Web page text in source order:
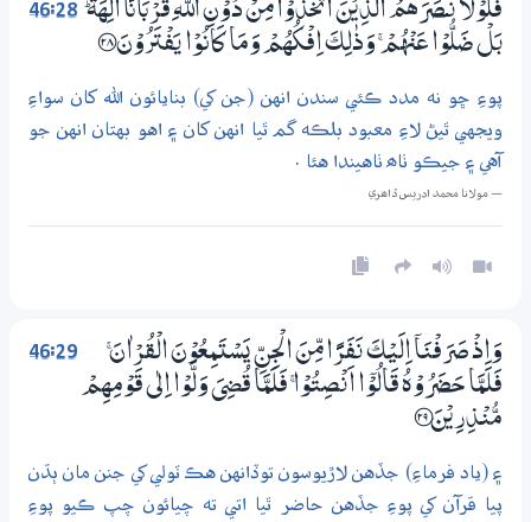
46:28 فَلَوْلَا نَــصَرَهُمُ الَّذِيْنَ اتَّخَذُوْا مِنْ دُوْنِ اللّٰهِ قُرْبَانًا اٰلِهَةً ۭ
بَلْ ضَلُّوْا عَنْهُمْ ۚ وَذٰلِكَ اِفْكُهُمْ وَمَا كَانُوْا يَفْتَرُوْنَ ؀28
پوءِ ڇو نه مدد ڪئي سندن انهن (جن کي) بنايائون الله کان سواءِ
ويجهي ٿيڻ لاءِ معبود بلڪه گم ٿيا انهن کان ۽ اهو بهتان انهن جو
آهي ۽ جيڪو ٺاھ ٺاهيندا هئا .
— مولانا محمد ادريس ڏاھري
46:29
وَاِذْ صَرَفْنَآ اِلَيْكَ نَفَرًا مِّنَ الْجِنِّ يَسْتَمِعُوْنَ الْقُرْاٰنَ ۚ
فَلَمَّا حَضَرُوْهُ قَالُوْٓا اَنْصِتُوْا ۚ فَلَمَّا قُضِيَ وَلَّوْا اِلٰى قَوْمِهِمْ
مُّنْذِرِيْنَ ؀29
۽ (ياد فرماءِ) جڏهن لاڙيوسون توڏانهن هڪ ٽولي کي جنن مان ٻڌن
پيا قرآن کي پوءِ جڏهن حاضر ٿيا اتي ته چيائون چپ ڪيو پوءِ